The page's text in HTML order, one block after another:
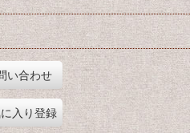
い合わせ
入り登録